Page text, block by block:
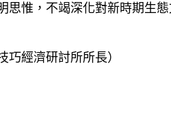
惟，不竭深化對新時期生
巧經濟研討所所長）